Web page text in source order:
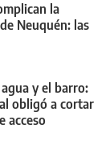
la
Neuquén: las
y el barro:
obligó a cortar
acceso